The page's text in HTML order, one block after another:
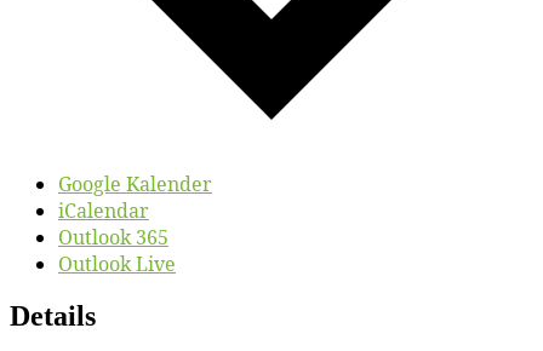
Google Kalender
iCalendar
Outlook 365
Outlook Live
Details